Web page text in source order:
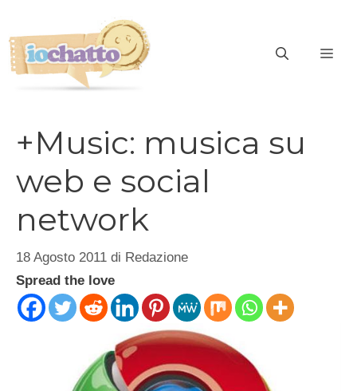
contenuto
+Music: musica su
web e social
network
18 Agosto 2011 di Redazione
Spread the love